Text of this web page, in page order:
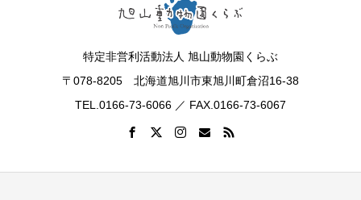
特定非営利活動法人 旭山動物園くらぶ
〒078-8205 北海道旭川市東旭川町倉沼16-38
TEL.0166-73-6066 ／ FAX.0166-73-6067